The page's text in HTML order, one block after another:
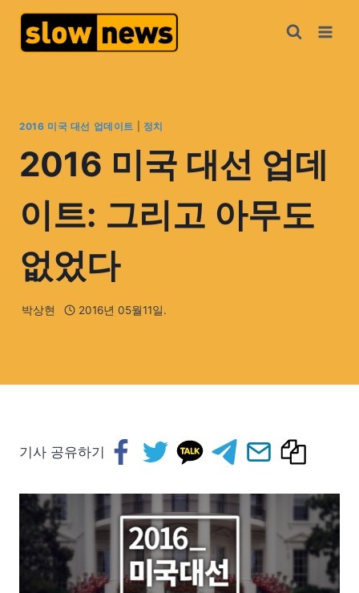
2016 미국 대선 업데이트 정치
2016 미국 대선 업데
이트: 그리고 아무도
없었다
박상현 2016년 05월11일.
기사 공유하기